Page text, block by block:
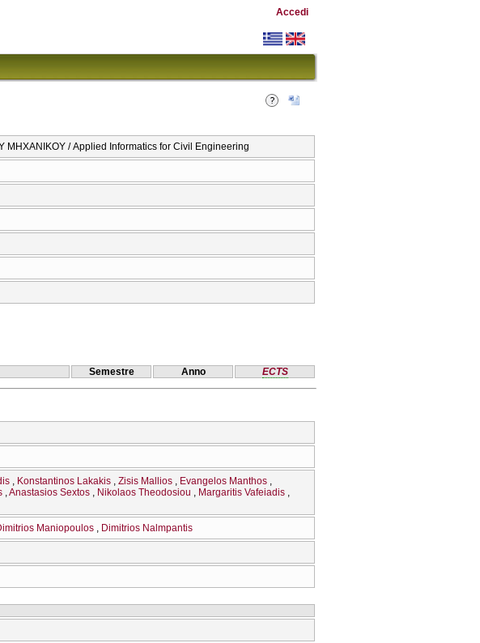
Accedi
/ Applied Informatics for Civil Engineering
Semestre Anno ECTS
Konstantinos Lakakis Zisis Mallios
Evangelos Manthos
Anastasios Sextos Nikolaos Theodosiou
Margaritis Vafeiadis
Maniopoulos Dimitrios Nalmpantis